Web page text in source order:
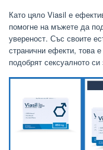
Като цяло Viasil е
помогне на мъжете да
увереност. Със своите
странични ефекти, това
подобрят сексуалното си